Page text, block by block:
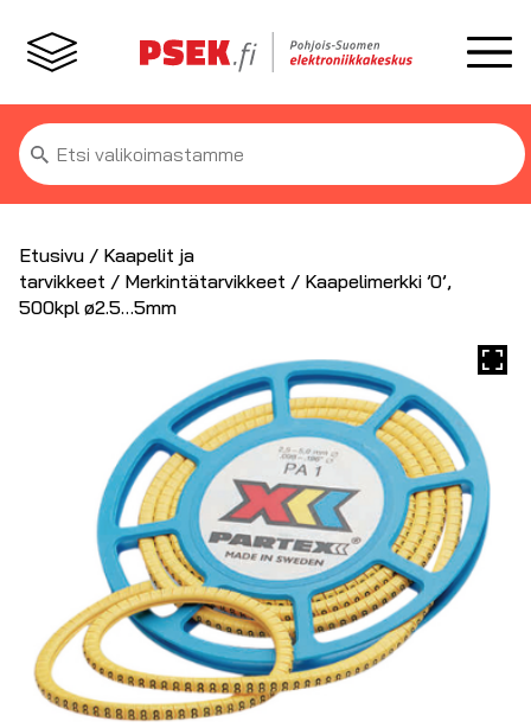
Etsi:
Etusivu / Kaapelit ja
tarvikkeet / Merkintätarvikkeet / Kaapelimerkki ’0’,
500kpl ø2.5…5mm